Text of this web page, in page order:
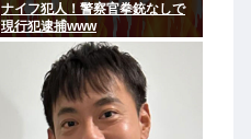
ナイフ犯人！警察官拳銃なしで
現行犯逮捕www